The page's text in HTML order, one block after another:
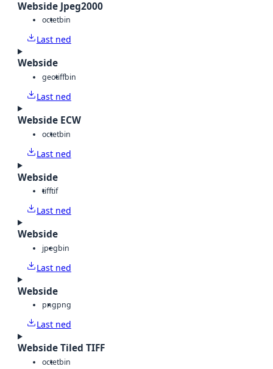
Webside Jpeg2000
octetbin
Last ned
Webside
geotiffbin
Last ned
Webside ECW
octetbin
Last ned
Webside
tifftif
Last ned
Webside
jpegbin
Last ned
Webside
pngpng
Last ned
Webside Tiled TIFF
octetbin